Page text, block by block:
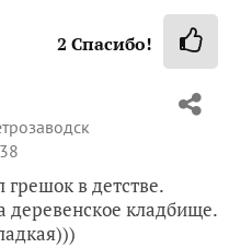
2 Спасибо!
в детстве.
деревенское кладбище.